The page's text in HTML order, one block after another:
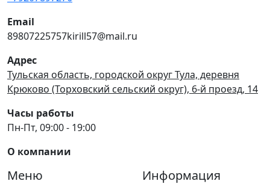
Email
89807225757kirill57@mail.ru
Адрес
Тульская область, городской округ Тула, деревня
Крюково (Торховский сельский округ), 6-й проезд, 14
Часы работы
Пн-Пт, 09:00 - 19:00
О компании
Меню Информация